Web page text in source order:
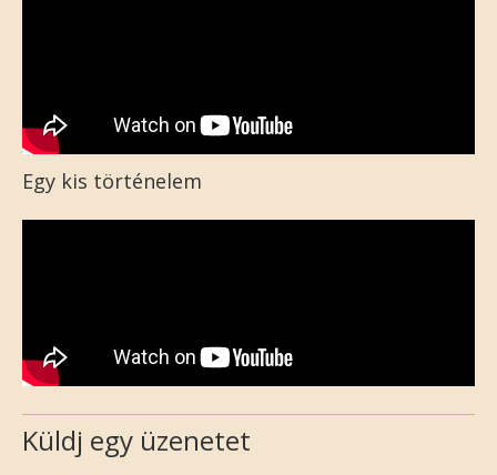
Egy kis történelem
Küldj egy üzenetet